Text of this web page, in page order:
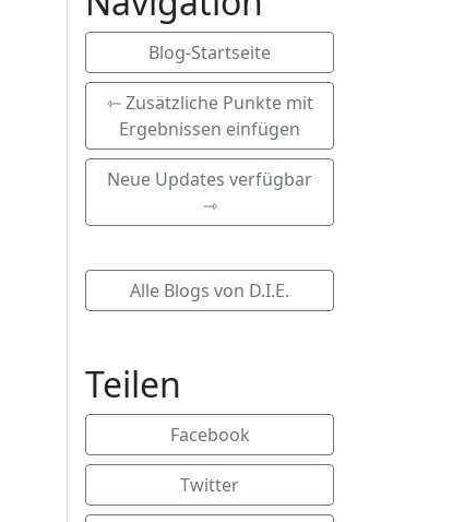
Blog-Startseite
⇽ Zusätzliche Punkte mit
Ergebnissen einfügen
Neue Updates verfügbar
⇾
Alle Blogs von D.I.E.
Teilen
Facebook
Twitter